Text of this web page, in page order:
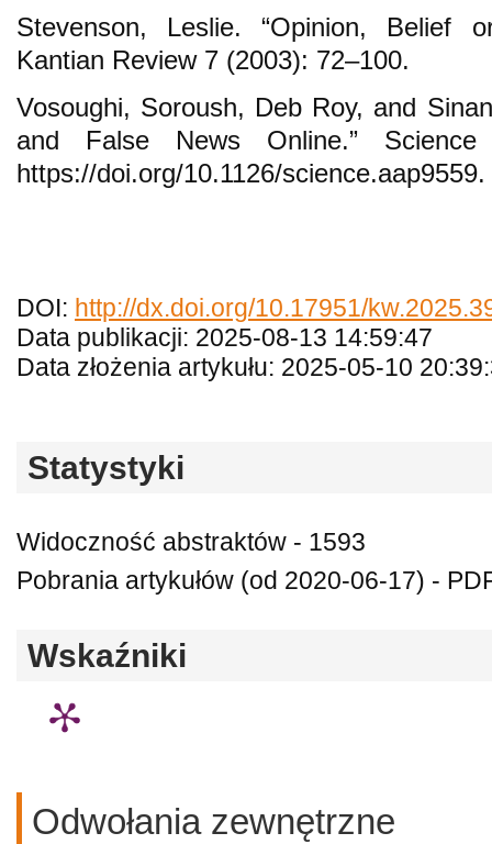
Stevenson, Leslie. “Opinion, Belief
Kantian Review 7 (2003): 72–100.
Vosoughi, Soroush, Deb Roy, and
and False News Online.”
https://doi.org/10.1126/science.aap9559.
DOI: http://dx.doi.org/10.17951/
Data publikacji: 2025-08-13 14:59:47
Data złożenia artykułu: 2025-05-10
Statystyki
Widoczność abstraktów - 1593
Pobrania artykułów (od 2020-06-17) -
Wskaźniki
Odwołania zewnętrzne